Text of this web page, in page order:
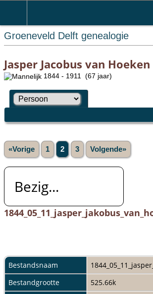
Groeneveld Delft genealogie
Jasper Jacobus van Hoeken
1844 - 1911 (67 jaar)
«Vorige 1 2 3 Volgende»
Bezig...
Bestandsnaam
Bestandgrootte
525.66k